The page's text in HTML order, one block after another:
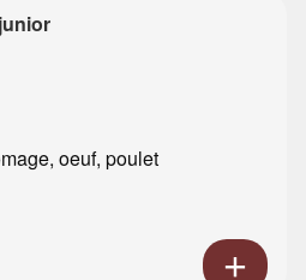
oeuf, poulet